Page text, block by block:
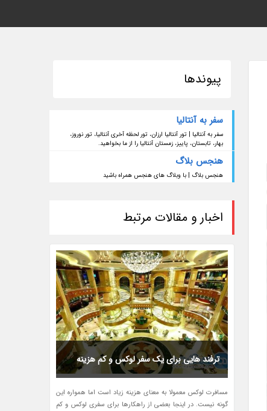
پیوندها
سفر به آنتالیا
سفر به آنتالیا | تور آنتالیا ارزان، تور لحظه آخری آنتالیا، تور نوروز،
بهار، تابستان، پاییز، زمستان آنتالیا را از ما بخواهید.
هنجس بلاگ
هنجس بلاگ | با وبلاگ های هنجس همراه باشید
اخبار و مقالات مرتبط
ترفند هایی برای یک سفر لوکس و کم هزینه
مسافرت لوکس معمولا به معنای هزینه زیاد است اما همواره این
گونه نیست. در اینجا بعضی از راهکارها برای سفری لوکس و کم